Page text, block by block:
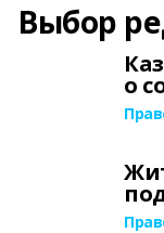
Выбор
о